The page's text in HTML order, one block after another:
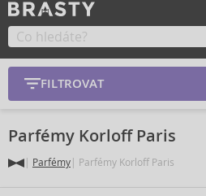
FILTROVAT
Parfémy Korloff Paris
Parfémy Parfémy Korloff Paris